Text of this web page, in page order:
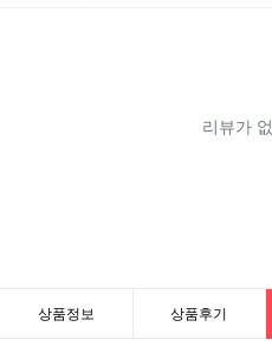
상품정보 상품후기